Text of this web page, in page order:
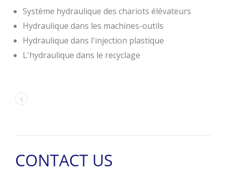
Système hydraulique des chariots élévateurs
Hydraulique dans les machines-outils
Hydraulique dans l'injection plastique
L'hydraulique dans le recyclage